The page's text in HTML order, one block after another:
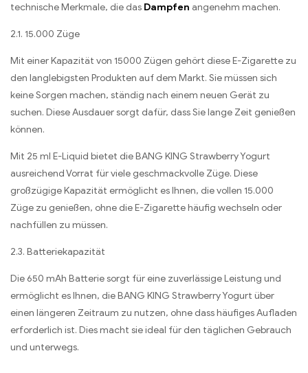
technische Merkmale, die das Dampfen angenehm machen.
2.1. 15.000 Züge
Mit einer Kapazität von 15000 Zügen gehört diese E-Zigarette zu
den langlebigsten Produkten auf dem Markt. Sie müssen sich
keine Sorgen machen, ständig nach einem neuen Gerät zu
suchen. Diese Ausdauer sorgt dafür, dass Sie lange Zeit genießen
können.
Mit 25 ml E-Liquid bietet die BANG KING Strawberry Yogurt
ausreichend Vorrat für viele geschmackvolle Züge. Diese
großzügige Kapazität ermöglicht es Ihnen, die vollen 15.000
Züge zu genießen, ohne die E-Zigarette häufig wechseln oder
nachfüllen zu müssen.
2.3. Batteriekapazität
Die 650 mAh Batterie sorgt für eine zuverlässige Leistung und
ermöglicht es Ihnen, die BANG KING Strawberry Yogurt über
einen längeren Zeitraum zu nutzen, ohne dass häufiges Aufladen
erforderlich ist. Dies macht sie ideal für den täglichen Gebrauch
und unterwegs.